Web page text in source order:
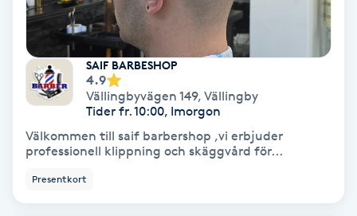
Gravidyoga
Gruppträning
Gua Sha-massage
Hatha Yoga
SAIF BARBESHOP
4.9
Vällingbyvägen 149, Vällingby
Tider fr. 10:00, Imorgon
​Välkommen till saif barbershop ,vi erbjuder
professionell klippning och skäggvård för...
Presentkort